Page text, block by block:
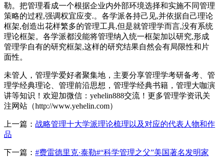
勒。把管理看成一个根据企业内外部环境选择和实施不同管理
策略的过程,强调权宜应变.。各学派各持己见,并依据自己理论
框架,创造出花样繁多的管理工具,但是就管理学而言,没有系统
理论框架。各学派都没能将管理纳入统一框架加以研究,形成
管理学自有的研究框架,这样的研究结果自然会有局限性和片
面性。
未管人，管理学爱好者聚集地，主要分享管理学考研备考、管
理学经典理论、管理前沿思想，管理学经典书籍，管理大咖演
讲等知识！欢迎加微信：yehelin888交流！更多管理学资讯关
注网站（http://www.yehelin.com）
上一篇： 战略管理十大学派理论梳理以及对应的代表人物和作
品
下一篇： #费雷德里克·泰勒#“科学管理之父”美国著名发明家